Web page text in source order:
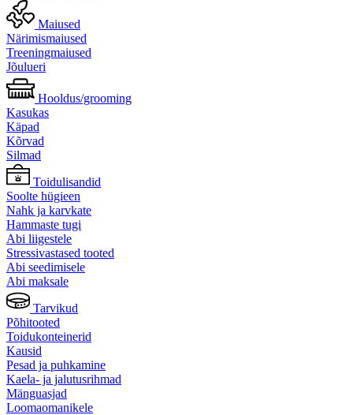
Maiused
Närimismaiused
Treeningmaiused
Jõulueri
Hooldus/grooming
Kasukas
Käpad
Kõrvad
Silmad
Toidulisandid
Soolte hügieen
Nahk ja karvkate
Hammaste tugi
Abi liigestele
Stressivastased tooted
Abi seedimisele
Abi maksale
Tarvikud
Põhitooted
Toidukonteinerid
Kausid
Pesad ja puhkamine
Kaela- ja jalutusrihmad
Mänguasjad
Loomaomanikele